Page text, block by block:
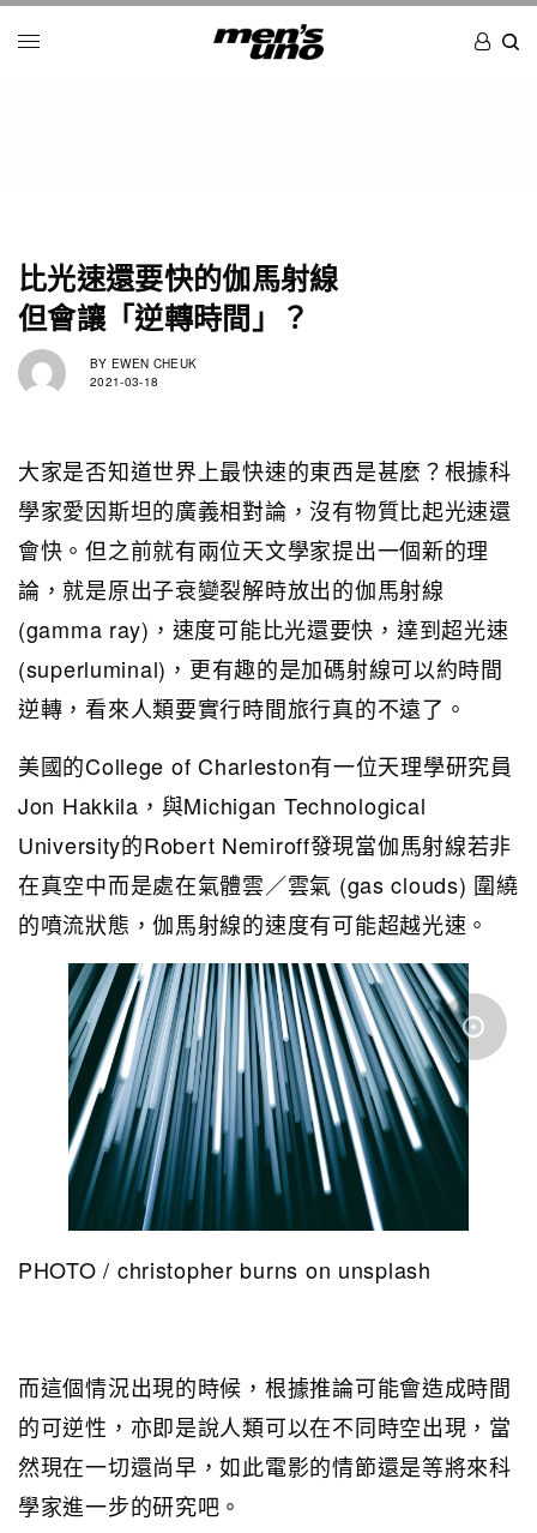
比光速還要快的伽馬射線
但會讓「逆轉時間」？
BY EWEN CHEUK
2021-03-18
大家是否知道世界上最快速的東西是甚麼？根據科
學家愛因斯坦的廣義相對論，沒有物質比起光速還
會快。但之前就有兩位天文學家提出一個新的理
論，就是原出子衰變裂解時放出的伽馬射線
(gamma ray)，速度可能比光還要快，達到超光速
(superluminal)，更有趣的是加碼射線可以約時間
逆轉，看來人類要實行時間旅行真的不遠了。
美國的College of Charleston有一位天理學研究員
Jon Hakkila，與Michigan Technological
University的Robert Nemiroff發現當伽馬射線若非
在真空中而是處在氣體雲／雲氣 (gas clouds) 圍繞
的噴流狀態，伽馬射線的速度有可能超越光速。
PHOTO / christopher burns on unsplash
而這個情況出現的時候，根據推論可能會造成時間
的可逆性，亦即是說人類可以在不同時空出現，當
然現在一切還尚早，如此電影的情節還是等將來科
學家進一步的研究吧。